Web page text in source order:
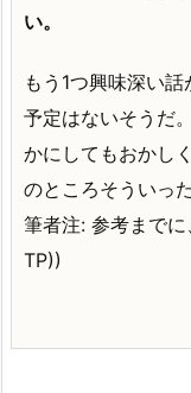
い。
もう1つ興味深い
予定はないそうだ
かにしてもおかし
のところそういっ
筆者注: 参考までに
TP))